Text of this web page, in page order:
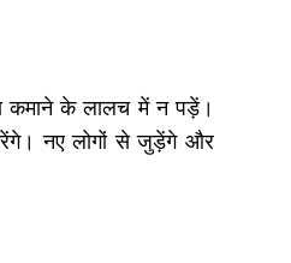
कमाने के लालच में न पड़ें।
नए लोगों से जुड़ेंगे और